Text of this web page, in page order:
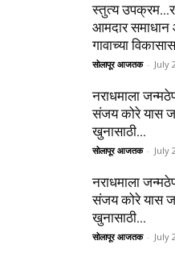
स्तुत्य
आमदार
गावाच्या
सोलापूर आजतक - July
नराधमाला
संजय कोरे यास
खुनासाठी...
सोलापूर आजतक - July
नराधमाला
संजय कोरे यास
खुनासाठी...
सोलापूर आजतक - July